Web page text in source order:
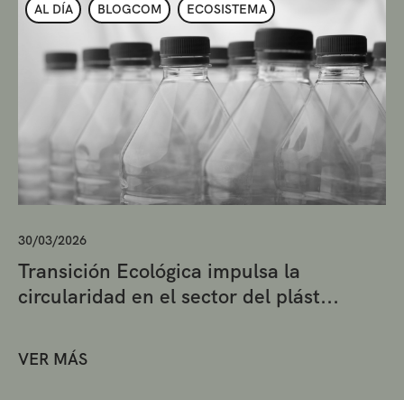
AL DÍA BLOGCOM ECOSISTEMA
30/03/2026
Transición Ecológica impulsa la
circularidad en el sector del plást...
VER MÁS